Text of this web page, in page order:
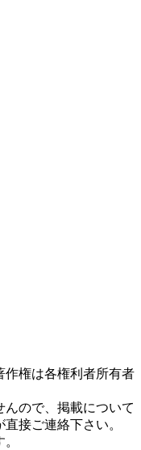
作権は各権利者所有者
ので、掲載について
接ご連絡下さい。